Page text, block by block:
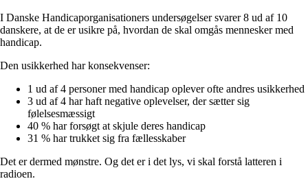
I Danske Handicaporganisationers undersøgelser svarer 8 ud af 10
danskere, at de er usikre på, hvordan de skal omgås mennesker med
handicap.
Den usikkerhed har konsekvenser:
1 ud af 4 personer med handicap oplever ofte andres usikkerhed
3 ud af 4 har haft negative oplevelser, der sætter sig
følelsesmæssigt
40 % har forsøgt at skjule deres handicap
31 % har trukket sig fra fællesskaber
Det er dermed mønstre. Og det er i det lys, vi skal forstå latteren i
radioen.